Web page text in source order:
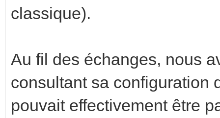
classique).
Au fil des échanges, nous
consultant sa configuration
pouvait effectivement être